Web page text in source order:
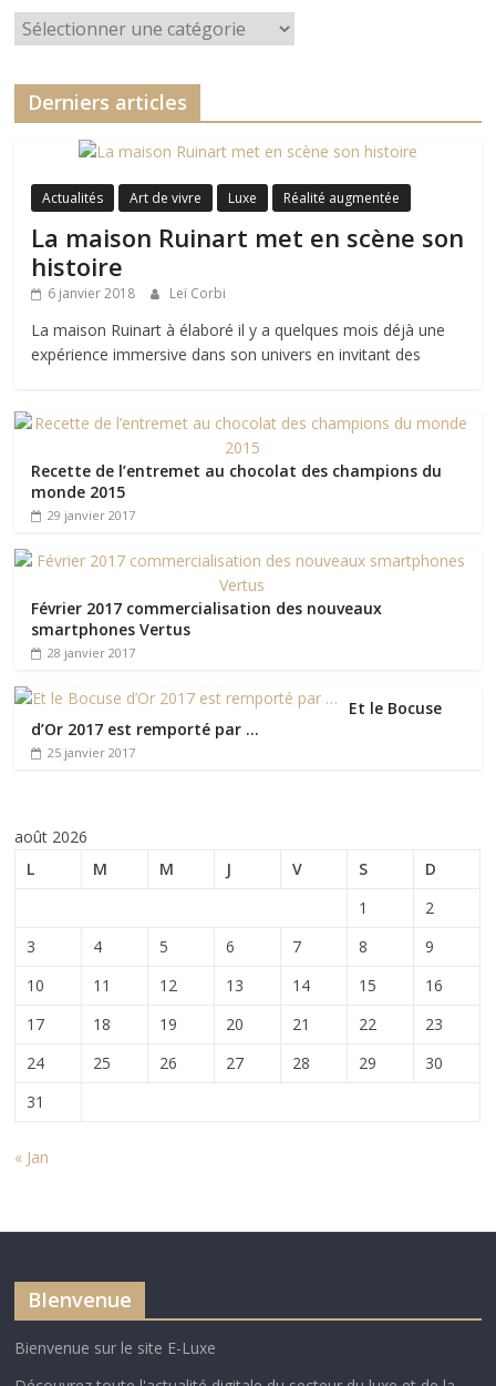
Catégories
Derniers articles
Actualités Art de vivre Luxe Réalité augmentée
La maison Ruinart met en scène son
histoire
6 janvier 2018 Leï Corbi
La maison Ruinart à élaboré il y a quelques mois déjà une
expérience immersive dans son univers en invitant des
Recette de l’entremet au chocolat des champions du
monde 2015
29 janvier 2017
Février 2017 commercialisation des nouveaux
smartphones Vertus
28 janvier 2017
Et le Bocuse
d’Or 2017 est remporté par …
25 janvier 2017
août 2026
L
M M J V S
D
1
2
3
4 5 6 7 8
9
10
11 12 13 14 15
16
17
18 19 20 21 22
23
24
25 26 27 28 29
30
31
« Jan
BIenvenue
Bienvenue sur le site E-Luxe